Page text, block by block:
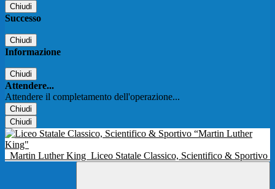
Chiudi
Successo
Chiudi
Informazione
Chiudi
Attendere...
Attendere il completamento dell'operazione...
Chiudi
Chiudi
Martin Luther King Liceo Statale Classico, Scientifico & Sportivo